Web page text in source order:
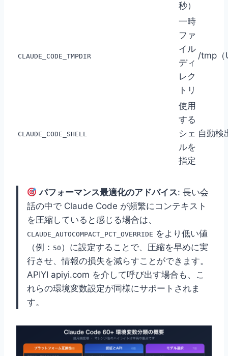
秒）
CLAUDE_CODE_TMPDIR
一時
ファ
イル
ディ
レク
トリ
/tmp（
CLAUDE_CODE_SHELL
使用
する
シェ
ルを
指定
自動検
パフォーマンス最適化のアドバイス: 長い会
話の中で Claude Code が頻繁にコンテキスト
を圧縮していると感じる場合は、
CLAUDE_AUTOCOMPACT_PCT_OVERRIDE をより低い値
（例： 50 ）に設定することで、圧縮を早めに実
行させ、情報の損失を減らすことができます。
APIYI apiyi.com を介して呼び出す場合も、こ
れらの環境変数設定が同様にサポートされま
す。